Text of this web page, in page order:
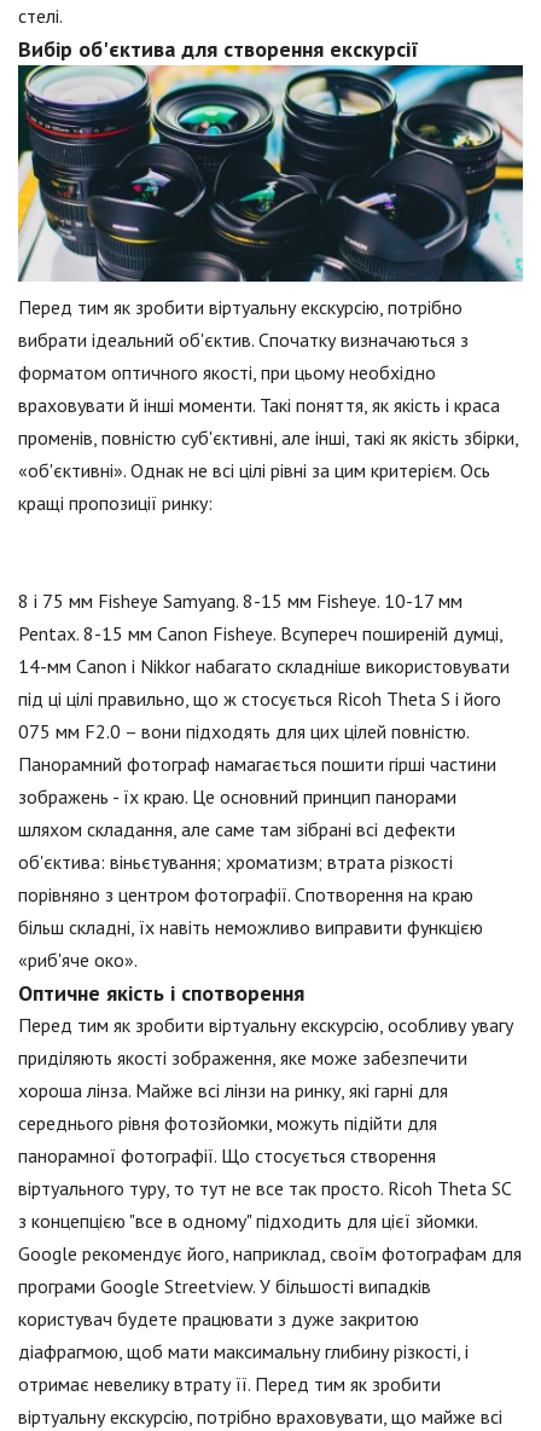
стелі.
Вибір об'єктива для створення екскурсії
Перед тим як зробити віртуальну екскурсію, потрібно
вибрати ідеальний об'єктив. Спочатку визначаються з
форматом оптичного якості, при цьому необхідно
враховувати й інші моменти. Такі поняття, як якість і краса
променів, повністю суб'єктивні, але інші, такі як якість збірки,
«об'єктивні». Однак не всі цілі рівні за цим критерієм. Ось
кращі пропозиції ринку:
8 і 75 мм Fisheye Samyang. 8-15 мм Fisheye. 10-17 мм
Pentax. 8-15 мм Canon Fisheye. Всупереч поширеній думці,
14-мм Canon і Nikkor набагато складніше використовувати
під ці цілі правильно, що ж стосується Ricoh Theta S і його
075 мм F2.0 – вони підходять для цих цілей повністю.
Панорамний фотограф намагається пошити гірші частини
зображень - їх краю. Це основний принцип панорами
шляхом складання, але саме там зібрані всі дефекти
об'єктива: віньєтування; хроматизм; втрата різкості
порівняно з центром фотографії. Спотворення на краю
більш складні, їх навіть неможливо виправити функцією
«риб'яче око».
Оптичне якість і спотворення
Перед тим як зробити віртуальну екскурсію, особливу увагу
приділяють якості зображення, яке може забезпечити
хороша лінза. Майже всі лінзи на ринку, які гарні для
середнього рівня фотозйомки, можуть підійти для
панорамної фотографії. Що стосується створення
віртуального туру, то тут не все так просто. Ricoh Theta SC
з концепцією "все в одному" підходить для цієї зйомки.
Google рекомендує його, наприклад, своїм фотографам для
програми Google Streetview. У більшості випадків
користувач будете працювати з дуже закритою
діафрагмою, щоб мати максимальну глибину різкості, і
отримає невелику втрату її. Перед тим як зробити
віртуальну екскурсію, потрібно враховувати, що майже всі